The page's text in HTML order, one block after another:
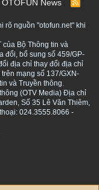
OTOFUN News
R
S
rõ nguồn "otofun.net" khi
của Bộ Thông tin và
đổi, bổ sung số 459/GP-
địa chỉ thay đổi địa chỉ
mạng số 137/GXN-
và Truyền thông.
(OTV Media) Địa chỉ
Số 35 Lê Văn Thiêm,
024.3555.8066 -